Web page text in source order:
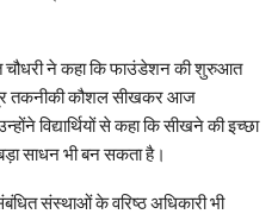
ने कहा कि फाउंडेशन की शुरुआत
तकनीकी कौशल सीखकर आज
विद्यार्थियों से कहा कि सीखने की इच्छा
साधन भी बन सकता है।
संस्थाओं के वरिष्ठ अधिकारी भी